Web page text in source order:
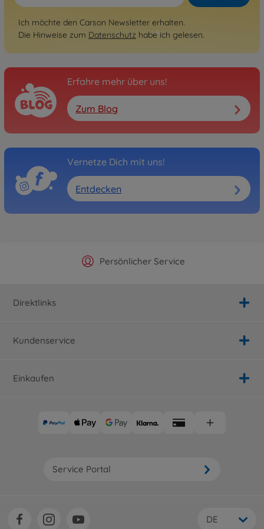
Ich möchte den Carson Newsletter erhalten.
Die Hinweise zum Datenschutz habe ich gelesen.
Erfahre mehr über uns!
Zum Blog
Vernetze Dich mit uns!
Entdecken
Offizieller Hersteller Shop
Persönlicher Service
Versandkostenfrei ab 25€
Schnelle Lieferung
Direktlinks
Kundenservice
Einkaufen
Service Portal
DE